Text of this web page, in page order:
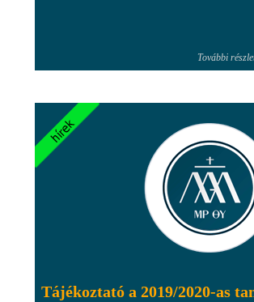
További
Tájékoztató a 2019/2020-as